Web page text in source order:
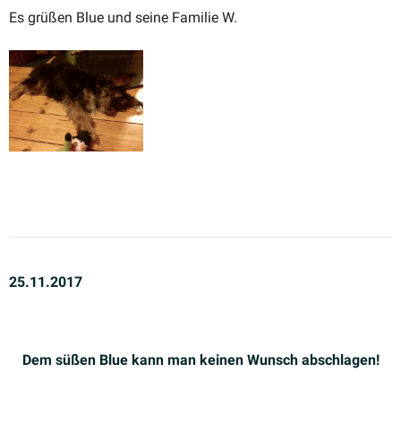
Es grüßen Blue und seine Familie W.
25.11.2017
Dem süßen Blue kann man keinen Wunsch abschlagen!